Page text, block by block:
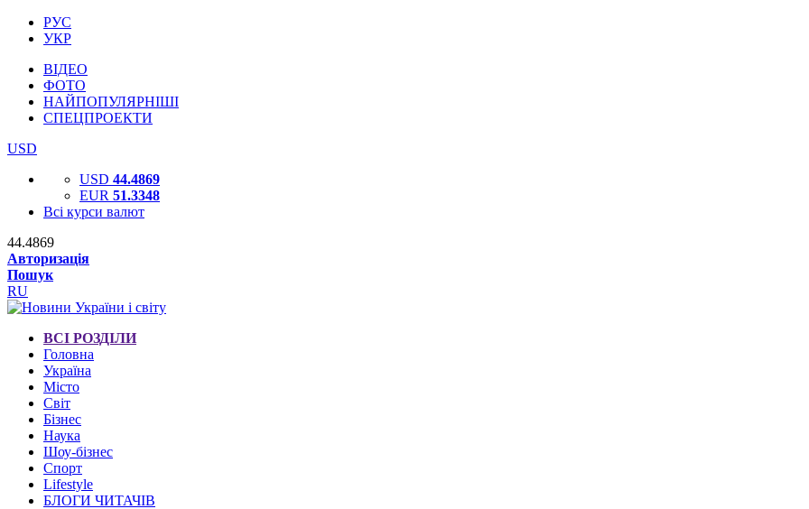
РУС
УКР
ВІДЕО
ФОТО
НАЙПОПУЛЯРНІШІ
СПЕЦПРОЕКТИ
USD
USD 44.4869
EUR 51.3348
Всі курси валют
44.4869
Авторизація
Пошук
RU
ВСІ РОЗДІЛИ
Головна
Україна
Місто
Світ
Бізнес
Наука
Шоу-бізнес
Спорт
Lifestyle
БЛОГИ ЧИТАЧІВ